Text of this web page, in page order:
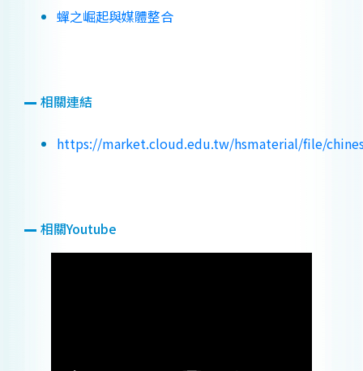
蟬之崛起與媒體整合
相關連結
https://market.cloud.edu.tw/hsmaterial/file/
相關Youtube